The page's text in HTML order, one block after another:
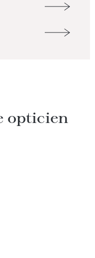
opticien